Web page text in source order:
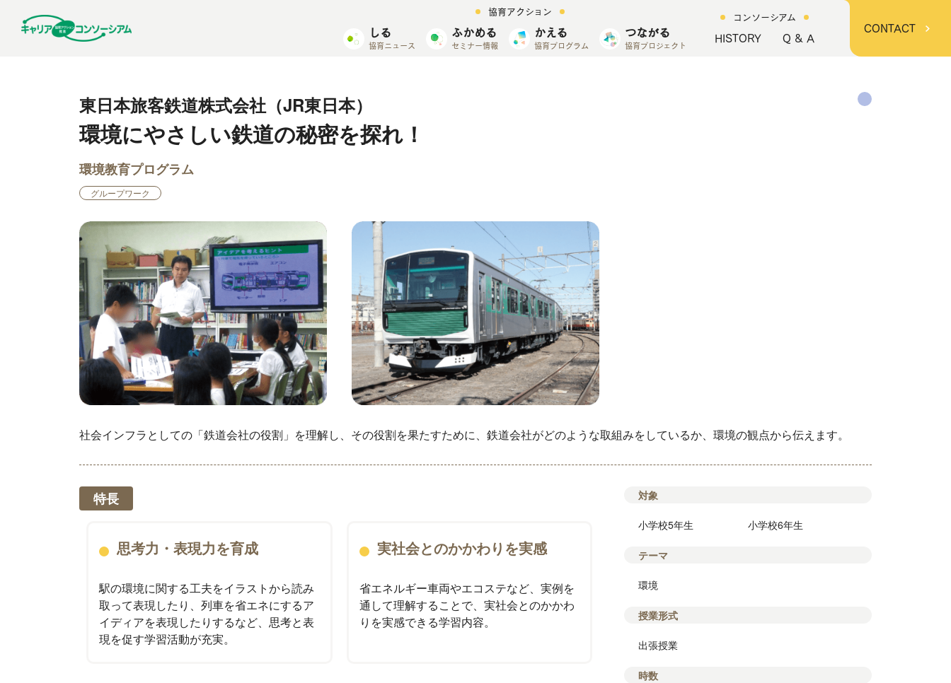
協育アクション
しる
協育ニュース
ふかめる
セミナー情報
かえる
協育プログラム
つながる
協育プロジェクト
コンソーシアム
HISTORY Q & A
CONTACT
東日本旅客鉄道株式会社（JR東日本）
環境にやさしい鉄道の秘密を探れ！
環境教育プログラム
グループワーク
社会インフラとしての「鉄道会社の役割」を理解し、その役割を果たすために、鉄道会社がどのような取組みをしているか、環境の観点から伝えます。
対象
小学校5年生 小学校6年生
テーマ
環境
授業形式
出張授業
時数
特長
思考力・表現力を育成
駅の環境に関する工夫をイラストから読み
取って表現したり、列車を省エネにするア
イディアを表現したりするなど、思考と表
現を促す学習活動が充実。
実社会とのかかわりを実感
省エネルギー車両やエコステなど、実例を
通して理解することで、実社会とのかかわ
りを実感できる学習内容。